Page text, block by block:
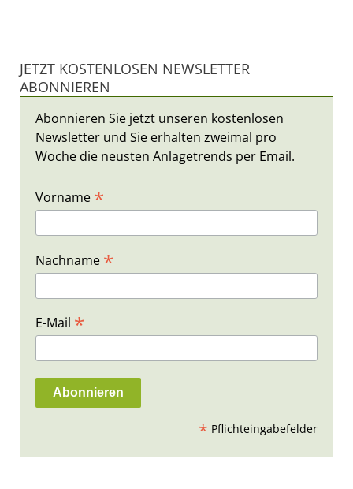
JETZT KOSTENLOSEN NEWSLETTER
ABONNIEREN
Abonnieren Sie jetzt unseren kostenlosen
Newsletter und Sie erhalten zweimal pro
Woche die neusten Anlagetrends per Email.
Vorname *
Nachname *
E-Mail *
* Pflichteingabefelder